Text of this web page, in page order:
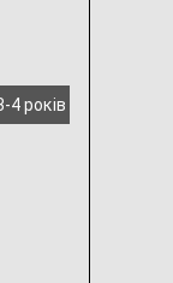
4 років